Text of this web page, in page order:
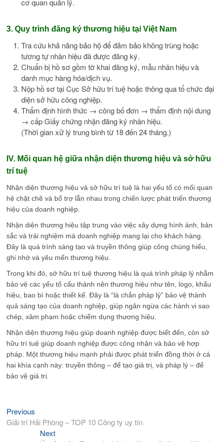
cơ quan quản lý.
3. Quy trình đăng ký thương hiệu tại Việt Nam
Tra cứu khả năng bảo hộ để đảm bảo không trùng hoặc
tương tự nhãn hiệu đã được đăng ký.
Chuẩn bị hồ sơ gồm tờ khai đăng ký, mẫu nhãn hiệu và
danh mục hàng hóa/dịch vụ.
Nộp hồ sơ tại Cục Sở hữu trí tuệ hoặc thông qua tổ chức đại
diện sở hữu công nghiệp.
Thẩm định hình thức → công bố đơn → thẩm định nội dung
→ cấp Giấy chứng nhận đăng ký nhãn hiệu.
(Thời gian xử lý trung bình từ 18 đến 24 tháng.)
IV. Mối quan hệ giữa nhận diện thương hiệu và sở hữu
trí tuệ
Nhận diện thương hiệu và sở hữu trí tuệ là hai yếu tố có mối quan
hệ chặt chẽ và bổ trợ lẫn nhau trong chiến lược phát triển thương
hiệu của doanh nghiệp.
Nhận diện thương hiệu tập trung vào việc xây dựng hình ảnh, bản
sắc và trải nghiệm mà doanh nghiệp mang lại cho khách hàng.
Đây là quá trình sáng tạo và truyền thông giúp công chúng hiểu,
ghi nhớ và yêu mến thương hiệu.
Trong khi đó, sở hữu trí tuệ thương hiệu là quá trình pháp lý nhằm
bảo vệ các yếu tố cấu thành nên thương hiệu như tên, logo, khẩu
hiệu, bao bì hoặc thiết kế. Đây là “lá chắn pháp lý” bảo vệ thành
quả sáng tạo của doanh nghiệp, giúp ngăn ngừa các hành vi sao
chép, xâm phạm hoặc chiếm dụng thương hiệu.
Nhận diện thương hiệu giúp doanh nghiệp được biết đến, còn sở
hữu trí tuệ giúp doanh nghiệp được công nhận và bảo vệ hợp
pháp. Một thương hiệu mạnh phải được phát triển đồng thời ở cả
hai khía cạnh này: truyền thông – để tạo giá trị, và pháp lý – để
bảo vệ giá trị.
Điều
hướng
Previous
post:
Giải trí Hải Phòng – TOP 10 Công ty uy tín
NextNext